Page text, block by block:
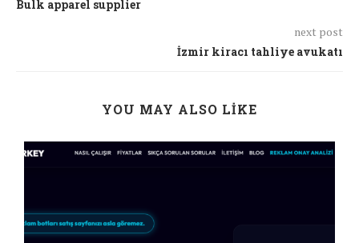
Bulk apparel supplier
next post
İzmir kiracı tahliye avukatı
YOU MAY ALSO LIKE